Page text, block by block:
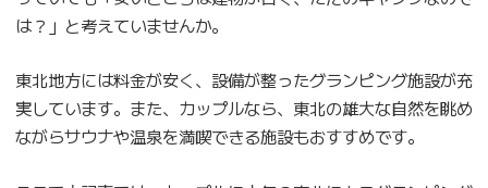
は？」と考えていませんか。
東北地方には料金が安く、設備が整ったグランピング施設が充
実しています。また、カップルなら、東北の雄大な自然を眺め
ながらサウナや温泉を満喫できる施設もおすすめです。